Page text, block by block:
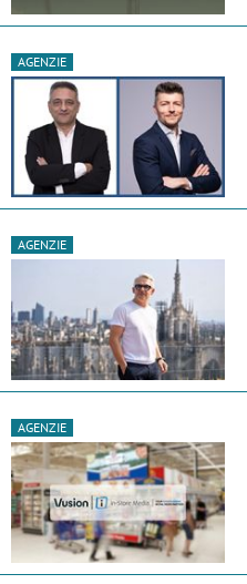
AGENZIE
AGENZIE
AGENZIE